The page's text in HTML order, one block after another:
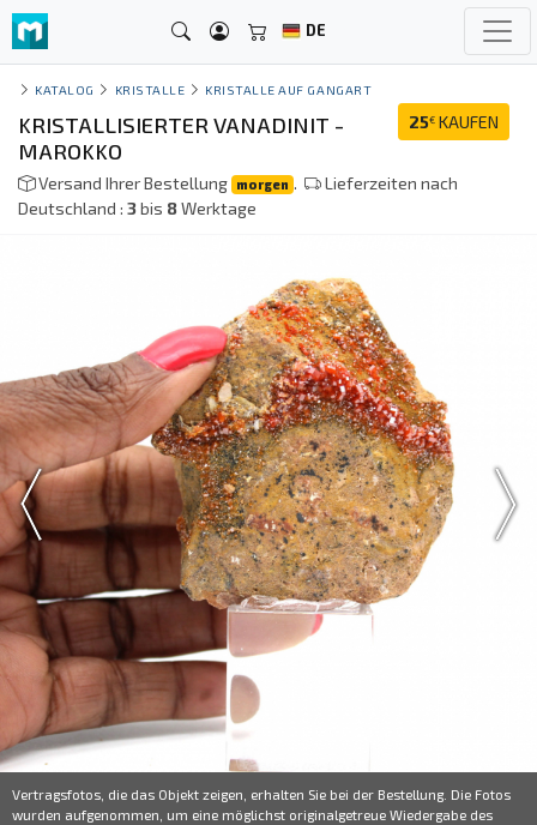
DE
KATALOG KRISTALLE KRISTALLE AUF GANGART
25€ KAUFEN
KRISTALLISIERTER VANADINIT -
MAROKKO
Versand Ihrer Bestellung morgen .
Lieferzeiten nach
Deutschland : 3bis 8Werktage
Vertragsfotos, die das Objekt zeigen, erhalten Sie bei der Bestellung. Die Fotos
wurden aufgenommen, um eine möglichst originalgetreue Wiedergabe des